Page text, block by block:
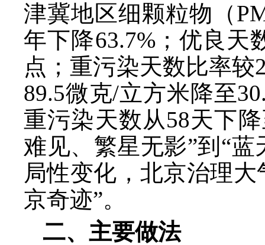
津冀地区细颗粒物（
年下降63.7%；优良天
点；重污染天数比率较
89.5微克/立方米降至
重污染天数从58天下
难见、繁星无影”到“
局性变化，北京治理
京奇迹”。
二、主要做法